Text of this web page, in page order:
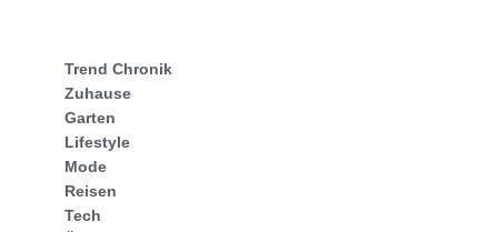
Trend Chronik
Zuhause
Garten
Lifestyle
Mode
Reisen
Tech